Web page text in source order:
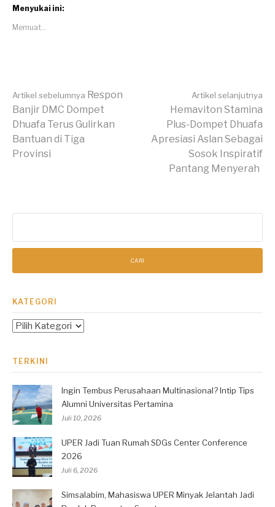
Menyukai ini:
Memuat...
Lanjut
Membaca
Artikel sebelumnya Respon
Banjir DMC Dompet
Dhuafa Terus Gulirkan
Bantuan di Tiga
Provinsi
Artikel selanjutnya
Hemaviton Stamina
Plus-Dompet Dhuafa
Apresiasi Aslan Sebagai
Sosok Inspiratif
Pantang Menyerah
KATEGORI
Kategori
TERKINI
Ingin Tembus Perusahaan Multinasional? Intip Tips
Alumni Universitas Pertamina
Juli 10, 2026
UPER Jadi Tuan Rumah SDGs Center Conference
2026
Juli 6, 2026
Simsalabim, Mahasiswa UPER Minyak Jelantah Jadi